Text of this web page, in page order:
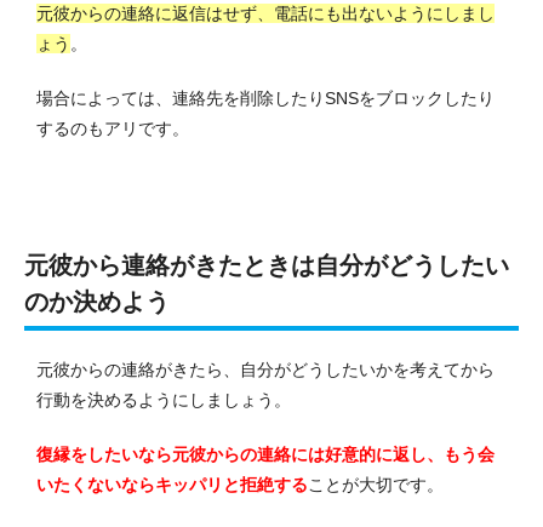
元彼からの連絡に返信はせず、電話にも出ないようにしまし
ょう 。
場合によっては、連絡先を削除したりSNSをブロックしたり
するのもアリです。
元彼から連絡がきたときは自分がどうしたい
のか決めよう
元彼からの連絡がきたら、自分がどうしたいかを考えてから
行動を決めるようにしましょう。
復縁をしたいなら元彼からの連絡には好意的に返し、もう会
いたくないならキッパリと拒絶することが大切です。